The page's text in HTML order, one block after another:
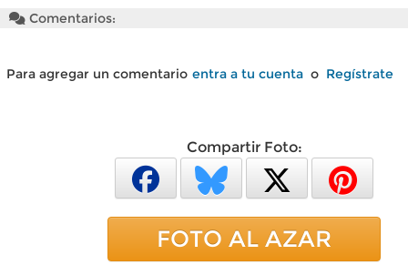
Comentarios:
Para agregar un comentario entra a tu cuenta o Regístrate
Compartir Foto:
FOTO AL AZAR